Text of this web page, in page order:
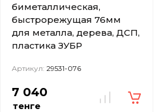
биметаллическая,
быстрорежущая 76мм
для металла, дерева, ДСП,
пластика ЗУБР
Артикул: 29531-076
7 040
тенге